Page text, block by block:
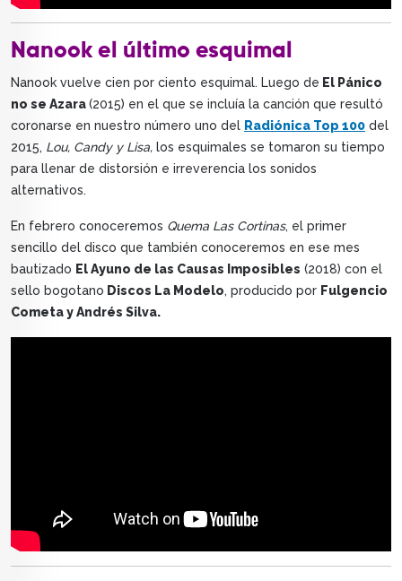
Nanook el último esquimal
Nanook vuelve cien por ciento esquimal. Luego de El Pánico
no se Azara(2015) en el que se incluía la canción que resultó
coronarse en nuestro número uno del Radiónica Top 100 del
2015, Lou, Candy y Lisa, los esquimales se tomaron su tiempo
para llenar de distorsión e irreverencia los sonidos
alternativos.
En febrero conoceremos Quema Las Cortinas, el primer
sencillo del disco que también conoceremos en ese mes
bautizado El Ayuno de las Causas Imposibles (2018) con el
sello bogotano Discos La Modelo, producido por Fulgencio
Cometa y Andrés Silva.